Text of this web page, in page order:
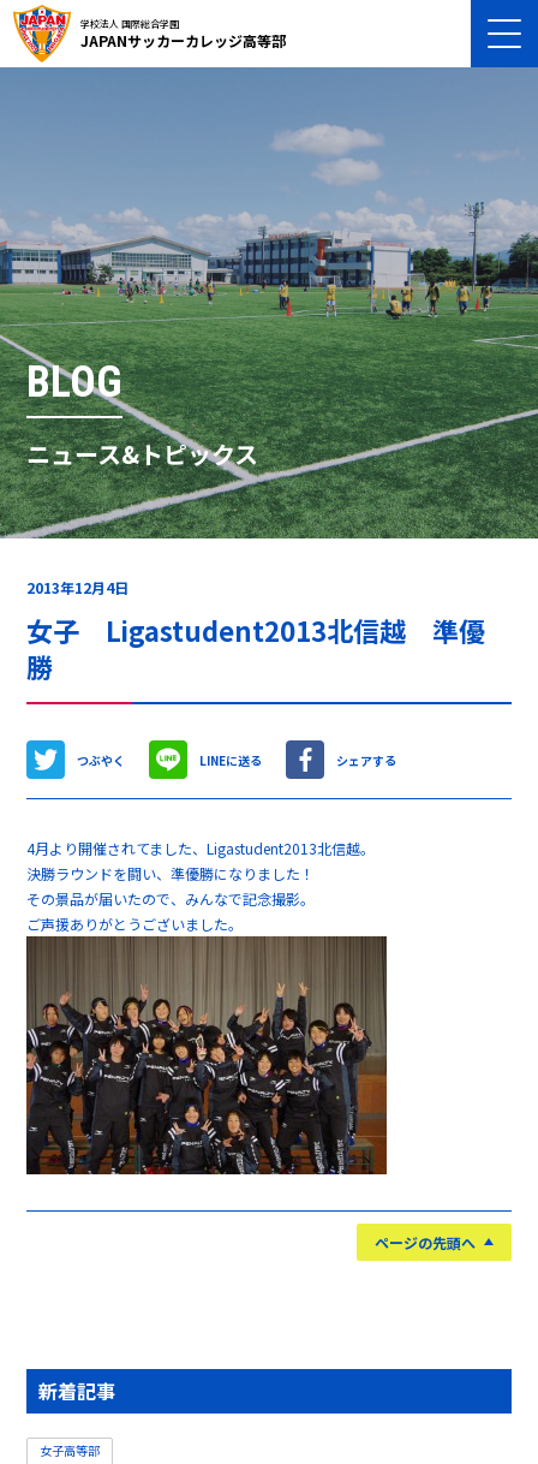
学校法人 国際総合学園
JAPANサッカーカレッジ高等部
BLOG
ニュース&トピックス
2013年12月4日
女子 Ligastudent2013北信越 準優
勝
つぶやく LINEに送る シェアする
4月より開催されてました、Ligastudent2013北信越。
決勝ラウンドを闘い、準優勝になりました！
その景品が届いたので、みんなで記念撮影。
ご声援ありがとうございました。
ページの先頭へ
新着記事
女子高等部